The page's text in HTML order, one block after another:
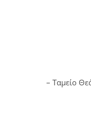
– Ταμείο